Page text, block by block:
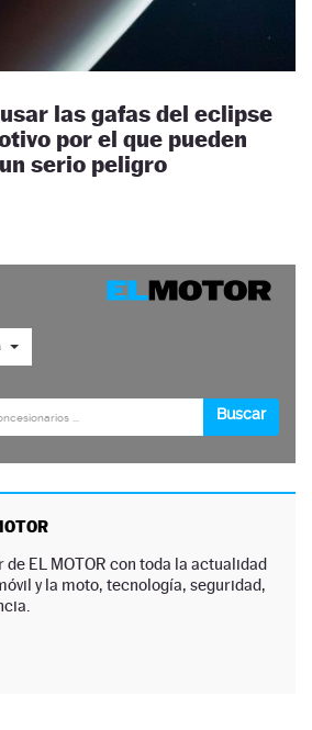
las gafas del eclipse
por el que pueden
serio peligro
EL MOTOR con toda la actualidad
y la moto, tecnología, seguridad,